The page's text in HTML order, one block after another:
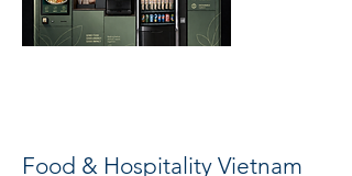
Food & Hospitality Vietnam